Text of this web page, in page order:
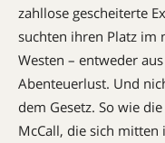
zahllose gescheiterte
suchten ihren Platz im
Westen – entweder
Abenteuerlust. Und
dem Gesetz. So wie
McCall, die sich